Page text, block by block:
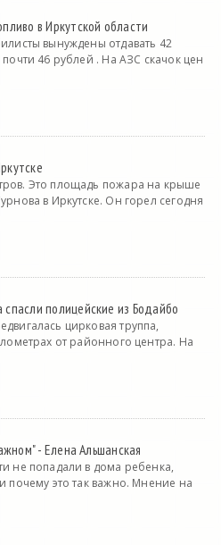
в Иркутской области
вынуждены отдавать 42
46 рублей . На АЗС скачок цен
Это площадь пожара на крыше
в Иркутске. Он горел сегодня
полицейские из Бодайбо
цирковая труппа,
от районного центра. На
- Елена Альшанская
не попадали в дома ребенка,
почему это так важно. Мнение на